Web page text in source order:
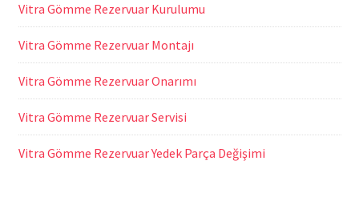
Vitra Gömme Rezervuar Kurulumu
Vitra Gömme Rezervuar Montajı
Vitra Gömme Rezervuar Onarımı
Vitra Gömme Rezervuar Servisi
Vitra Gömme Rezervuar Yedek Parça Değişimi